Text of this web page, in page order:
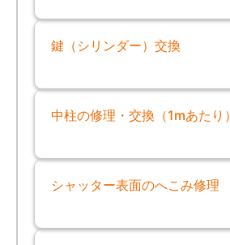
鍵（シリンダー）交換
中柱の修理・交換（1mあたり）
シャッター表面のへこみ修理